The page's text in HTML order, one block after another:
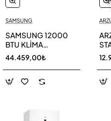
SAMSUNG
SAMSUNG 12000
BTU KLİMA
AR40F12C0AM SK
44.459,00₺